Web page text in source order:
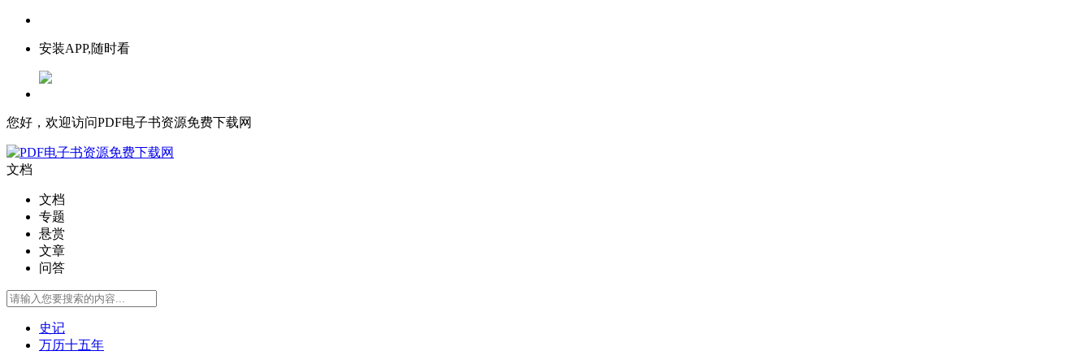
安装APP,随时看
您好，欢迎访问PDF电子书资源免费下载网
文档
文档
专题
悬赏
文章
问答
史记
万历十五年